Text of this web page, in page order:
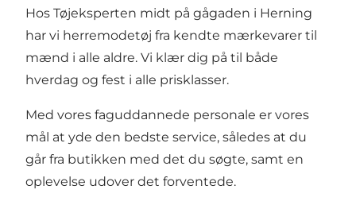
Hos Tøjeksperten midt på gågaden i Herning
har vi herremodetøj fra kendte mærkevarer til
mænd i alle aldre. Vi klær dig på til både
hverdag og fest i alle prisklasser.
Med vores faguddannede personale er vores
mål at yde den bedste service, således at du
går fra butikken med det du søgte, samt en
oplevelse udover det forventede.